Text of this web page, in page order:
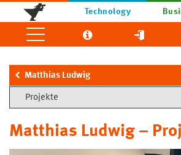
Technology
Matthias Ludwig
Projekte
Matthias Ludwig –